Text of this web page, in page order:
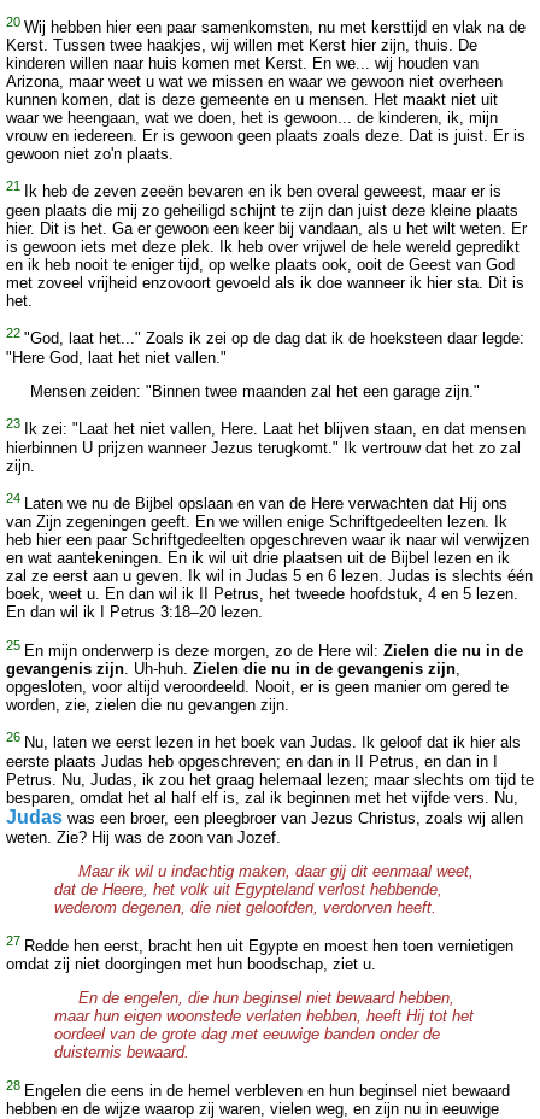
20 Wij hebben hier een paar samenkomsten, nu met kersttijd en vlak na de
Kerst. Tussen twee haakjes, wij willen met Kerst hier zijn, thuis. De
kinderen willen naar huis komen met Kerst. En we... wij houden van
Arizona, maar weet u wat we missen en waar we gewoon niet overheen
kunnen komen, dat is deze gemeente en u mensen. Het maakt niet uit
waar we heengaan, wat we doen, het is gewoon... de kinderen, ik, mijn
vrouw en iedereen. Er is gewoon geen plaats zoals deze. Dat is juist. Er is
gewoon niet zo'n plaats.
21
Ik heb de zeven zeeën bevaren en ik ben overal geweest, maar er is
geen plaats die mij zo geheiligd schijnt te zijn dan juist deze kleine plaats
hier. Dit is het. Ga er gewoon een keer bij vandaan, als u het wilt weten. Er
is gewoon iets met deze plek. Ik heb over vrijwel de hele wereld gepredikt
en ik heb nooit te eniger tijd, op welke plaats ook, ooit de Geest van God
met zoveel vrijheid enzovoort gevoeld als ik doe wanneer ik hier sta. Dit is
het.
22 "God, laat het..." Zoals ik zei op de dag dat ik de hoeksteen daar legde:
"Here God, laat het niet vallen."
Mensen zeiden: "Binnen twee maanden zal het een garage zijn."
23
Ik zei: "Laat het niet vallen, Here. Laat het blijven staan, en dat mensen
hierbinnen U prijzen wanneer Jezus terugkomt." Ik vertrouw dat het zo zal
zijn.
24 Laten we nu de Bijbel opslaan en van de Here verwachten dat Hij ons
van Zijn zegeningen geeft. En we willen enige Schriftgedeelten lezen. Ik
heb hier een paar Schriftgedeelten opgeschreven waar ik naar wil verwijzen
en wat aantekeningen. En ik wil uit drie plaatsen uit de Bijbel lezen en ik
zal ze eerst aan u geven. Ik wil in Judas 5 en 6 lezen. Judas is slechts één
boek, weet u. En dan wil ik II Petrus, het tweede hoofdstuk, 4 en 5 lezen.
En dan wil ik I Petrus 3:18–20 lezen.
25 En mijn onderwerp is deze morgen, zo de Here wil: Zielen die nu in de
gevangenis zijn. Uh-huh. Zielen die nu in de gevangenis zijn,
opgesloten, voor altijd veroordeeld. Nooit, er is geen manier om gered te
worden, zie, zielen die nu gevangen zijn.
26 Nu, laten we eerst lezen in het boek van Judas. Ik geloof dat ik hier als
eerste plaats Judas heb opgeschreven; en dan in II Petrus, en dan in I
Petrus. Nu, Judas, ik zou het graag helemaal lezen; maar slechts om tijd te
besparen, omdat het al half elf is, zal ik beginnen met het vijfde vers. Nu,
Judas was een broer, een pleegbroer van Jezus Christus, zoals wij allen
weten. Zie? Hij was de zoon van Jozef.
Maar ik wil u indachtig maken, daar gij dit eenmaal weet,
dat de Heere, het volk uit Egypteland verlost hebbende,
wederom degenen, die niet geloofden, verdorven heeft.
27 Redde hen eerst, bracht hen uit Egypte en moest hen toen vernietigen
omdat zij niet doorgingen met hun boodschap, ziet u.
En de engelen, die hun beginsel niet bewaard hebben,
maar hun eigen woonstede verlaten hebben, heeft Hij tot het
oordeel van de grote dag met eeuwige banden onder de
duisternis bewaard.
28 Engelen die eens in de hemel verbleven en hun beginsel niet bewaard
hebben en de wijze waarop zij waren, vielen weg, en zijn nu in eeuwige